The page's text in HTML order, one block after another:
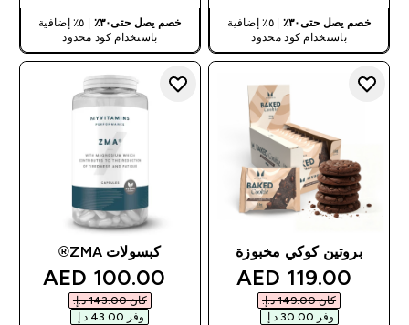
خصم يصل حتى٣٠٪
| ٥٪ إضافية
باستخدام كود محدود
خصم يصل حتى٣٠٪
| ٥٪ إضافية
باستخدام كود محدود
بروتين كوكي مخبوزة
discounted price
119.00 AED‎
كان ‏149.00 د.إ.‏‎
وفر ‏30.00 د.إ.‏‎
كبسولات ZMA®
price
100.00 AED‎
كان ‏143.00 د.إ.‏‎
وفر ‏43.00 د.إ.‏‎